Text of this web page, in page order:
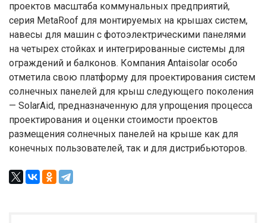
проектов масштаба коммунальных предприятий,
серия MetaRoof для монтируемых на крышах систем,
навесы для машин с фотоэлектрическими панелями
на четырех стойках и интегрированные системы для
ограждений и балконов. Компания Antaisolar особо
отметила свою платформу для проектирования систем
солнечных панелей для крыш следующего поколения
— SolarAid, предназначенную для упрощения процесса
проектирования и оценки стоимости проектов
размещения солнечных панелей на крыше как для
конечных пользователей, так и для дистрибьюторов.